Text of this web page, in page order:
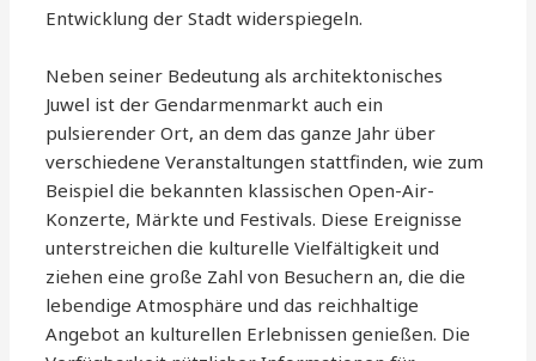
Entwicklung der Stadt widerspiegeln.
Neben seiner Bedeutung als architektonisches
Juwel ist der Gendarmenmarkt auch ein
pulsierender Ort, an dem das ganze Jahr über
verschiedene Veranstaltungen stattfinden, wie zum
Beispiel die bekannten klassischen Open-Air-
Konzerte, Märkte und Festivals. Diese Ereignisse
unterstreichen die kulturelle Vielfältigkeit und
ziehen eine große Zahl von Besuchern an, die die
lebendige Atmosphäre und das reichhaltige
Angebot an kulturellen Erlebnissen genießen. Die